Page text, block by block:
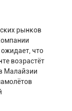
рынков
что
возрастёт
Малайзии